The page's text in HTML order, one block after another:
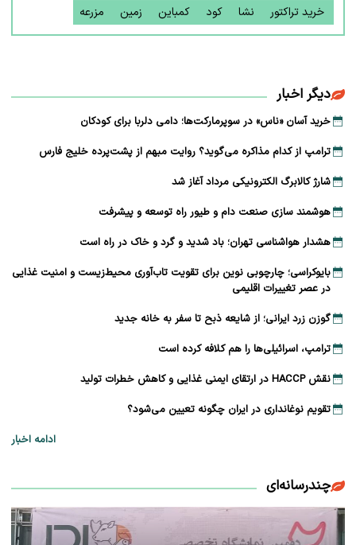
خرید تراکتور نشا کود کمباین زمین مزرعه
دیگر اخبار
خرید آسان «ناس» در سوپرمارکت‌ها؛ دامی دلربا برای کودکان
ترامپ از کدام مذاکره می‌گوید؟ روایت مبهم از پشت‌پرده خلیج فارس
شارژ کالابرگ الکترونیکی مرداد آغاز شد
هوشمند سازی صنعت دام و طیور راه توسعه و پیشرفت
هشدار هواشناسی تهران؛ باد شدید و گرد و خاک در راه است
بایوکراسی؛ چارچوبی نوین برای تقویت تاب‌آوری محیط‌زیست و امنیت غذایی
در عصر تغییرات اقلیمی
گوزن زرد ایرانی؛ از شایعه ذبح تا سفر به خانه جدید
ترامپ، اسرائیلی‌ها را هم کلافه کرده است
نقش HACCP در ارتقای ایمنی غذایی و کاهش خطرات تولید
تقویم نوغانداری در ایران چگونه تعیین می‌شود؟
ادامه اخبار
چندرسانه‌ای